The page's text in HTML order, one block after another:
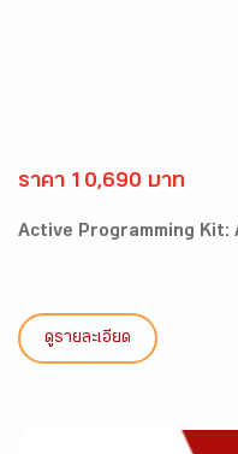
ราคา 10,690 บาท
Active Programming Kit:
ดูรายละเอียด